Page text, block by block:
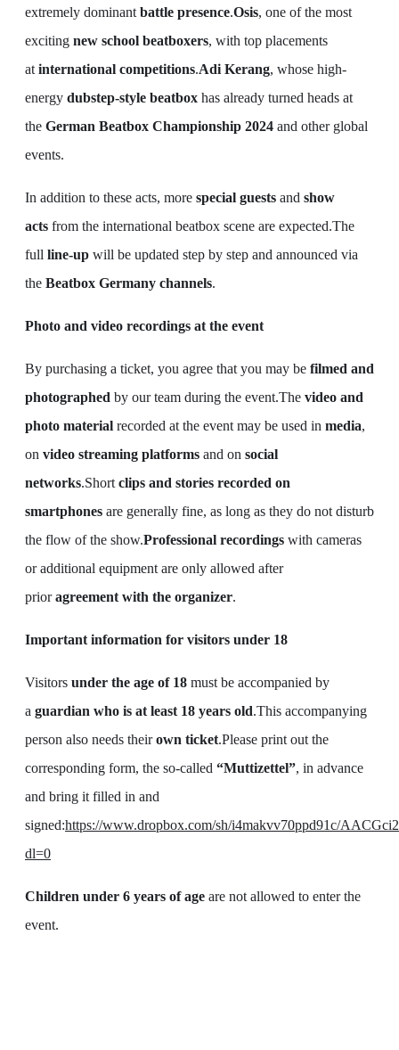
extremely dominant battle presence.Osis, one of the most
exciting new school beatboxers, with top placements
at international competitions.Adi Kerang, whose high-
energy dubstep-style beatbox has already turned heads at
the German Beatbox Championship 2024 and other global
events.
In addition to these acts, more special guests and show
acts from the international beatbox scene are expected.The
full line-up will be updated step by step and announced via
the Beatbox Germany channels.
Photo and video recordings at the event
By purchasing a ticket, you agree that you may be filmed and
photographed by our team during the event.The video and
photo material recorded at the event may be used in media,
on video streaming platforms and on social
networks.Short clips and stories recorded on
smartphones are generally fine, as long as they do not disturb
the flow of the show.Professional recordings with cameras
or additional equipment are only allowed after
prioragreement with the organizer.
Important information for visitors under 18
Visitors under the age of 18 must be accompanied by
a guardian who is at least 18 years old.This accompanying
person also needs theirown ticket.Please print out the
corresponding form, the so-called “Muttizettel”, in advance
and bring it filled in and
signed:https://www.dropbox.com/sh/i4makvv70ppd91c/
dl=0
Children under 6 years of age are not allowed to enter the
event.